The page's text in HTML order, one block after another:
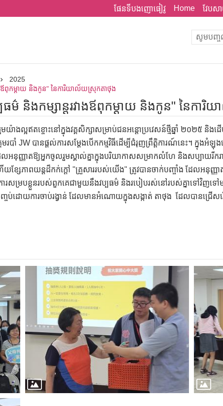
ផែនទីបងញោផៀវូ Home វែបស
2025
ងឪពុកម្តាយ និងកូន" នៃការិយាល័យស្រុកតាថុង
ម៌ និងកម្សាន្តរវាងឪពុកម្តាយ និងកូន" នៃកា
ាងល្អឥតខ្ចោះនៅក្នុងវគ្គសិក្សាសម្រាប់ជនអន្តោប្រវេសន៍ថ្មីឆ្នាំ ២០២៥
រុមរបាំ JW បានផ្តល់ការសម្តែងបើកកម្មវិធីដើម្បីជំរុញព្រឹត្តិការណ៍នេះ។ ក្
អនុញ្ញាតឱ្យអ្នកចូលរួមស្គាល់គ្នាក្នុងបរិយាកាសសម្រាកលំហែ និងសប្បាយរីក
ខ្សែភាពយន្តដ៏កក់ក្តៅ "គ្រួសាររបស់យើង" ត្រូវបានចាក់បញ្ចាំង ដែលអនុញ្
ារសម្របខ្លួនរបស់ពួកគេជាមួយនឹងវប្បធម៌ និងរបៀបរស់នៅរបស់គ្នាទៅវិ
បញ្ចប់ដោយការចាប់រង្វាន់ ដែលមានអំណោយក្នុងសង្កាត់ តាថុង ដែលបានជ្រ